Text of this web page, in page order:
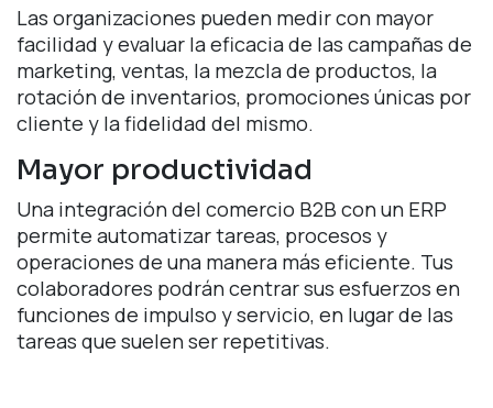
Las organizaciones pueden medir con mayor
facilidad y evaluar la eficacia de las campañas de
marketing, ventas, la mezcla de productos, la
rotación de inventarios, promociones únicas por
cliente y la fidelidad del mismo.
Mayor productividad
Una integración del comercio B2B con un ERP
permite automatizar tareas, procesos y
operaciones de una manera más eficiente. Tus
colaboradores podrán centrar sus esfuerzos en
funciones de impulso y servicio, en lugar de las
tareas que suelen ser repetitivas.